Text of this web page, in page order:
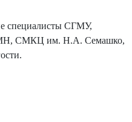
специалисты СГМУ,
СМКЦ им. Н.А. Семашко,